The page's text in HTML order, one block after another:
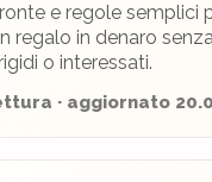
e regole semplici
regalo in denaro
o interessati.
· aggiornato